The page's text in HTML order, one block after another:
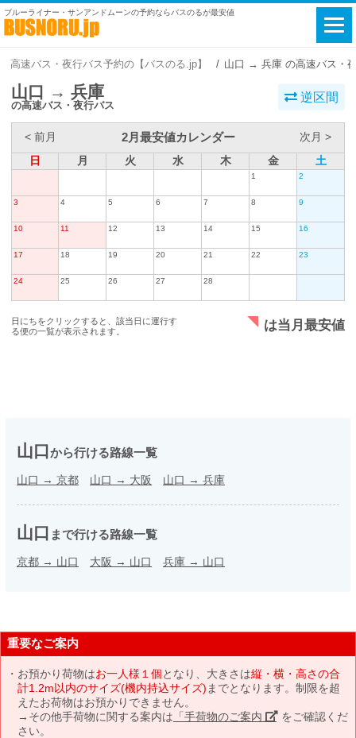
ブルーライナー・サンアンドムーンの予約ならバスのるが最安値
高速バス・夜行バス予約の【バスのる.jp】 山口 → 兵庫 の高速バス・
山口 → 兵庫
の高速バス・夜行バス
逆区間
< 前月 2月最安値カレンダー
次月 >
日
月 火 水 木 金 土
1 2
3 4 5 6 7 8 9
10 11 12 13 14 15 16
17 18 19 20 21 22 23
24 25 26 27 28
日にちをクリックすると、該当日に運行す
る便の一覧が表示されます。
は当月最安値
山口から行ける路線一覧
山口 → 京都 山口 → 大阪 山口 → 兵庫
山口 まで行ける路線一覧
京都 → 山口 大阪 → 山口 兵庫 → 山口
重要なご案内
お預かり荷物はお一人様１個となり、大きさは縦・横・高さの合
計1.2m以内のサイズ(機内持込サイズ) までとなります。制限を超
えたお荷物はお預かりできません。
→その他手荷物に関する案内は 「手荷物のご案内」 をご確認くだ
さい。